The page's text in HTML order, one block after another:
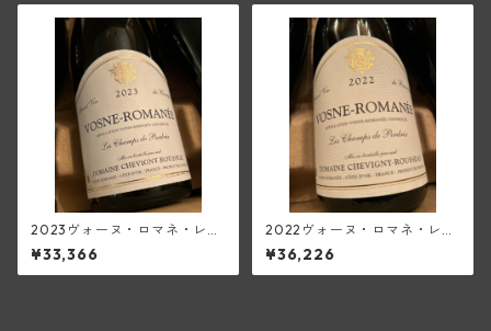
2023ヴォーヌ・ロマネ・レ・
シャン・ペルドリ(シュヴィニ
ー・ルソー)
¥33,366
2022ヴォーヌ・ロマネ・レ・
シャン・ペルドリ(シュヴィニ
ー・ルソー)
¥36,226